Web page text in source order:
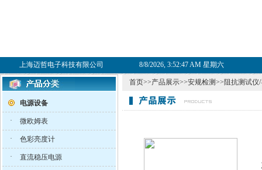
上海迈哲电子科技有限公司 8/8/2026, 3:52:48 AM 星期六
电源设备
· 微欧姆表
· 色彩亮度计
· 直流稳压电源
首页>>产品展示>>安规检测>>阻抗测试仪